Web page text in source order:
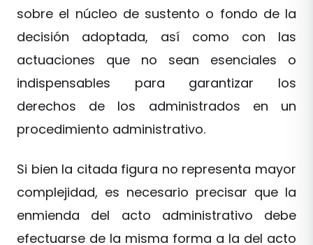
sobre el núcleo de sustento o fondo de la
decisión adoptada, así como con las
actuaciones que no sean esenciales o
indispensables para garantizar los
derechos de los administrados en un
procedimiento administrativo.
Si bien la citada figura no representa mayor
complejidad, es necesario precisar que la
enmienda del acto administrativo debe
efectuarse de la misma forma a la del acto